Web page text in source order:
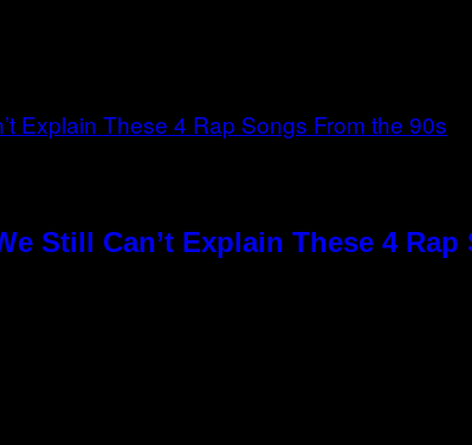
Still Can’t Explain These 4